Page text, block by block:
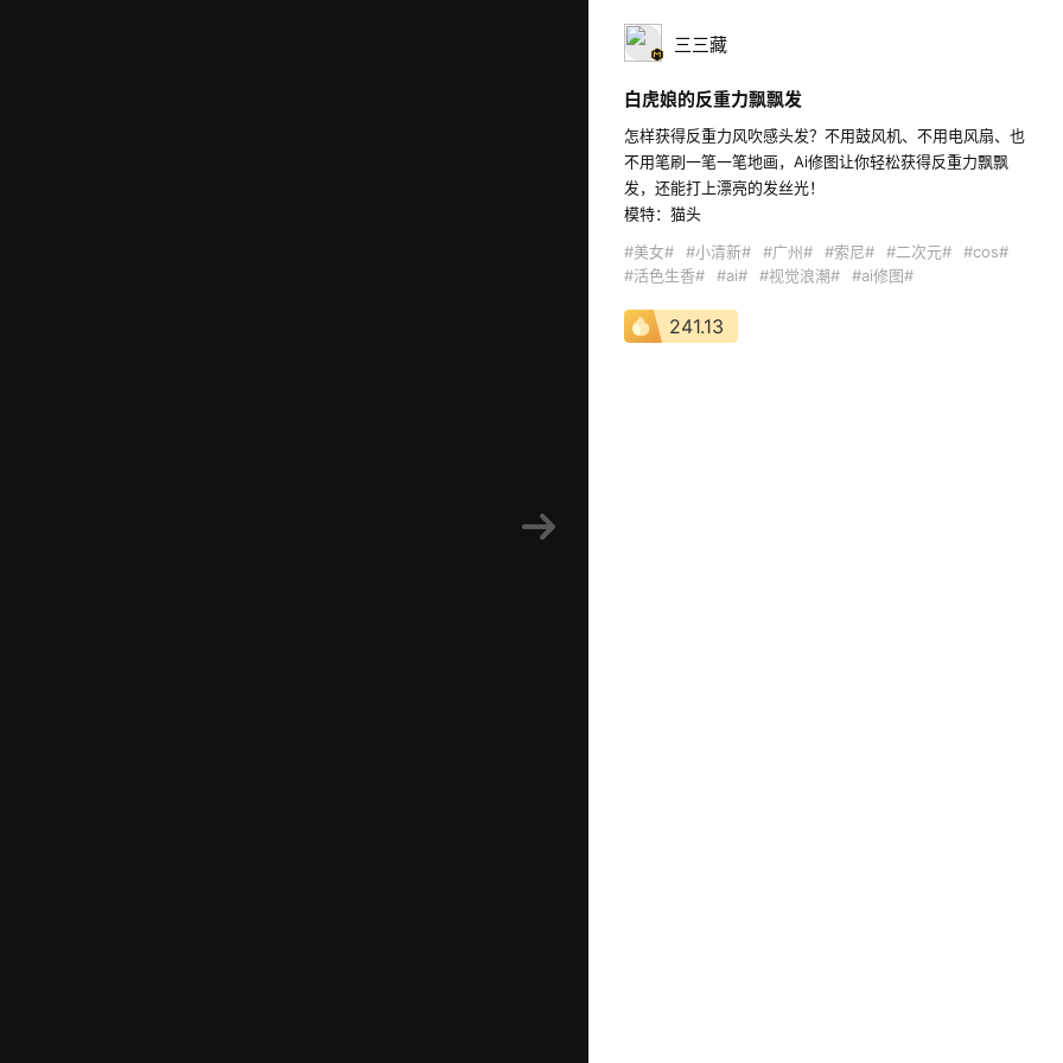
三三藏
白虎娘的反重力飘飘发
怎样获得反重力风吹感头发？不用鼓风机、不用电风扇、也
不用笔刷一笔一笔地画，Ai修图让你轻松获得反重力飘飘
发，还能打上漂亮的发丝光！
模特：猫头
#美女#
#小清新# #广州# #索尼# #二次元#
#cos#
#活色生香#
#ai# #视觉浪潮# #ai修图#
241.13